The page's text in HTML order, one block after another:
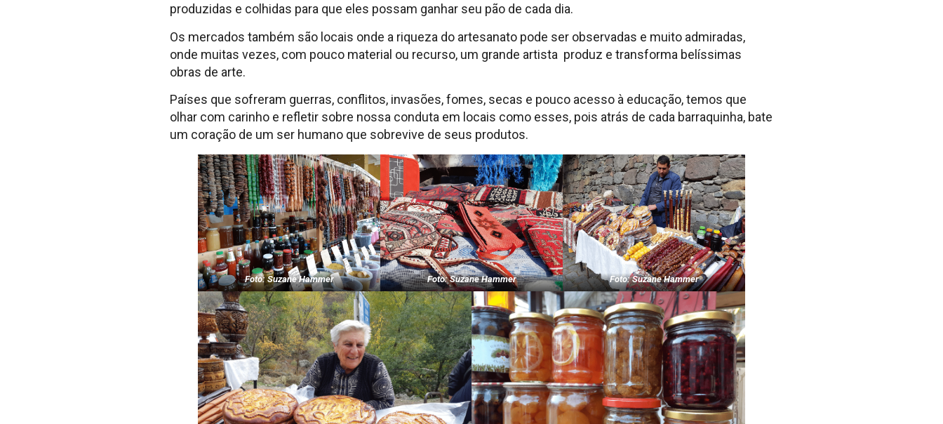
produzidas e colhidas para que eles possam ganhar seu pão de cada dia.
Os mercados também são locais onde a riqueza do artesanato pode ser observadas e muito admiradas,
onde muitas vezes, com pouco material ou recurso, um grande artista produz e transforma belíssimas
obras de arte.
Países que sofreram guerras, conflitos, invasões, fomes, secas e pouco acesso à educação, temos que
olhar com carinho e refletir sobre nossa conduta em locais como esses, pois atrás de cada barraquinha, bate
um coração de um ser humano que sobrevive de seus produtos.
Foto: Suzane Hammer Foto: Suzane Hammer Foto: Suzane Hammer